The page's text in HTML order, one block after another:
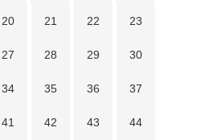
20 21 22 23
27 28 29 30
34 35 36 37
41 42 43 44